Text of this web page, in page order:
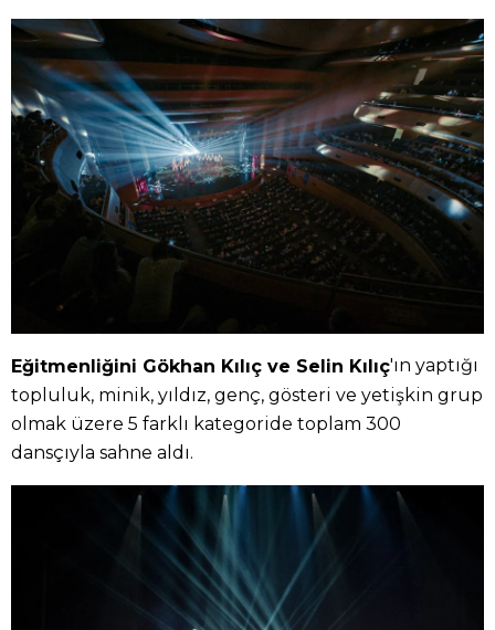
Eğitmenliğini Gökhan Kılıç ve Selin Kılıç'ın yaptığı
topluluk, minik, yıldız, genç, gösteri ve yetişkin grup
olmak üzere 5 farklı kategoride toplam 300
dansçıyla sahne aldı.